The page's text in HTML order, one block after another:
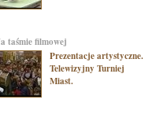
na taśmie filmowej
Prezentacje artystyczne.
Telewizyjny Turniej
Miast.